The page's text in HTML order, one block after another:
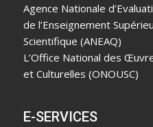
Agence Nationale
de l’Enseignement
Scientifique (ANEAQ)
L’Office National des
et Culturelles (ONOUSC)
E-SERVICES